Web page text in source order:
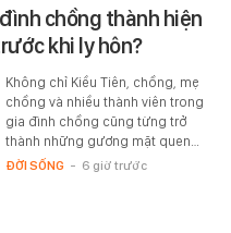
chồng thành hiện
khi ly hôn?
Không chỉ Kiều Tiên, chồng, mẹ
chồng và nhiều thành viên trong
gia đình chồng cũng từng trở
thành những gương mặt quen…
ĐỜI SỐNG - 6 giờ trước